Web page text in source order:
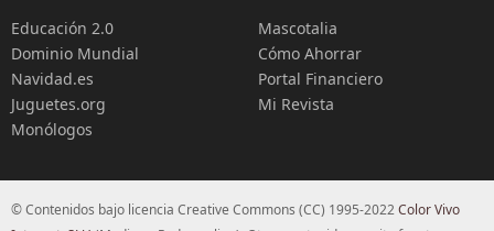
Educación 2.0
Dominio Mundial
Navidad.es
Juguetes.org
Monólogos
Mascotalia
Cómo Ahorrar
Portal Financiero
Mi Revista
© Contenidos bajo licencia Creative Commons (CC) 1995-2022Color Vivo